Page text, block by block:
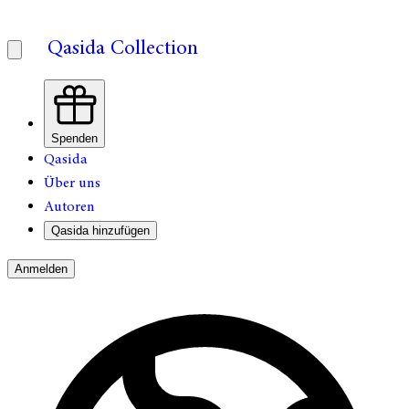
Qasida Collection
Spenden
Qasida
Über uns
Autoren
Qasida hinzufügen
Anmelden